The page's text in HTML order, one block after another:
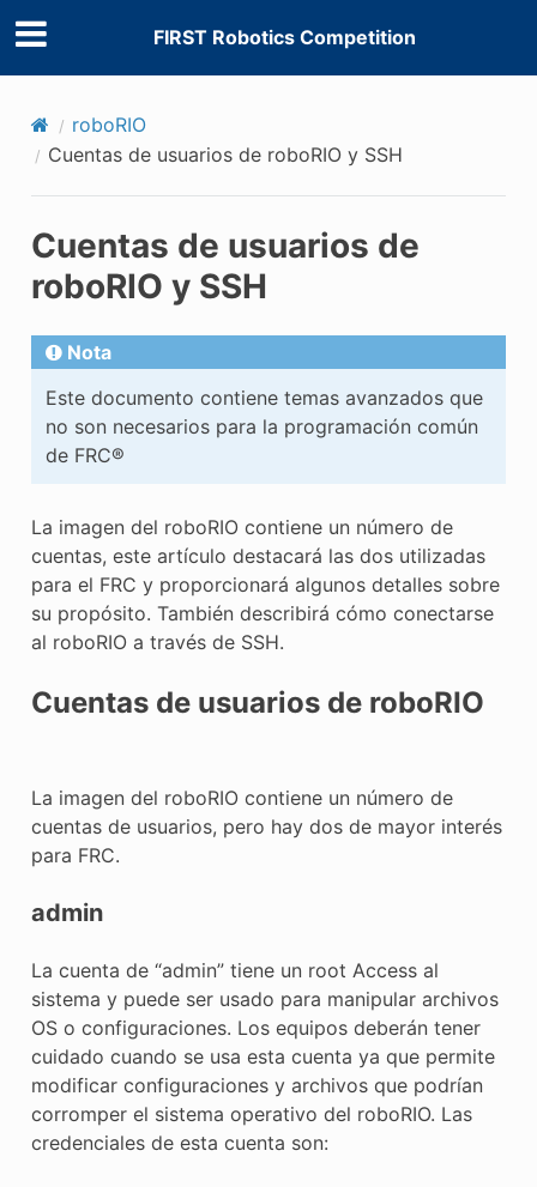
FIRST Robotics Competition
roboRIO
Cuentas de usuarios de roboRIO y SSH
Cuentas de usuarios de
roboRIO y SSH
Nota
Este documento contiene temas avanzados que
no son necesarios para la programación común
de FRC®
La imagen del roboRIO contiene un número de
cuentas, este artículo destacará las dos utilizadas
para el FRC y proporcionará algunos detalles sobre
su propósito. También describirá cómo conectarse
al roboRIO a través de SSH.
Cuentas de usuarios de roboRIO
La imagen del roboRIO contiene un número de
cuentas de usuarios, pero hay dos de mayor interés
para FRC.
admin
La cuenta de “admin” tiene un root Access al
sistema y puede ser usado para manipular archivos
OS o configuraciones. Los equipos deberán tener
cuidado cuando se usa esta cuenta ya que permite
modificar configuraciones y archivos que podrían
corromper el sistema operativo del roboRIO. Las
credenciales de esta cuenta son: